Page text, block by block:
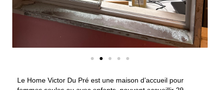
Le Home Victor Du Pré est une maison d’accueil pour